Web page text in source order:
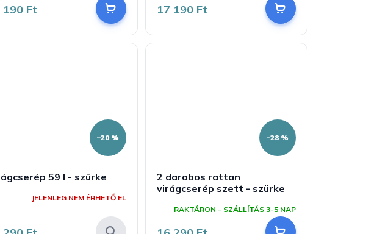
190 Ft 17 190 Ft
–20 %
59 l - szürke
JELENLEG NEM ÉRHETŐ EL
–28 %
2 darabos rattan
virágcserép szett - szürke
RAKTÁRON - SZÁLLÍTÁS 3-5 NAP